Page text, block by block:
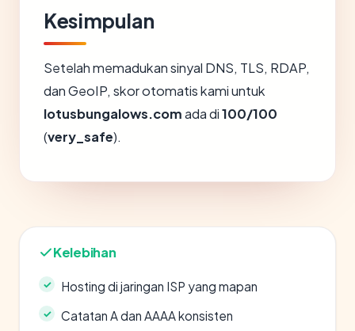
Kesimpulan
Setelah memadukan sinyal DNS, TLS, RDAP,
dan GeoIP, skor otomatis kami untuk
lotusbungalows.comada di100/100
(very_safe).
Kelebihan
Hosting di jaringan ISP yang mapan
Catatan A dan AAAA konsisten